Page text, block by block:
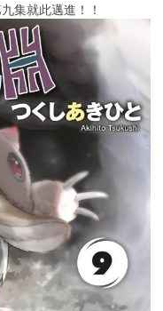
集就此邁進！！